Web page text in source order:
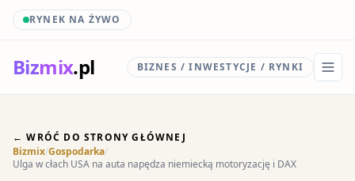
RYNEK NA ŻYWO
Bizmix.pl BIZNES / INWESTYCJE / RYNKI
← WRÓĆ DO STRONY GŁÓWNEJ
Bizmix/Gospodarka/
Ulga w cłach USA na auta napędza niemiecką motoryzację i DAX